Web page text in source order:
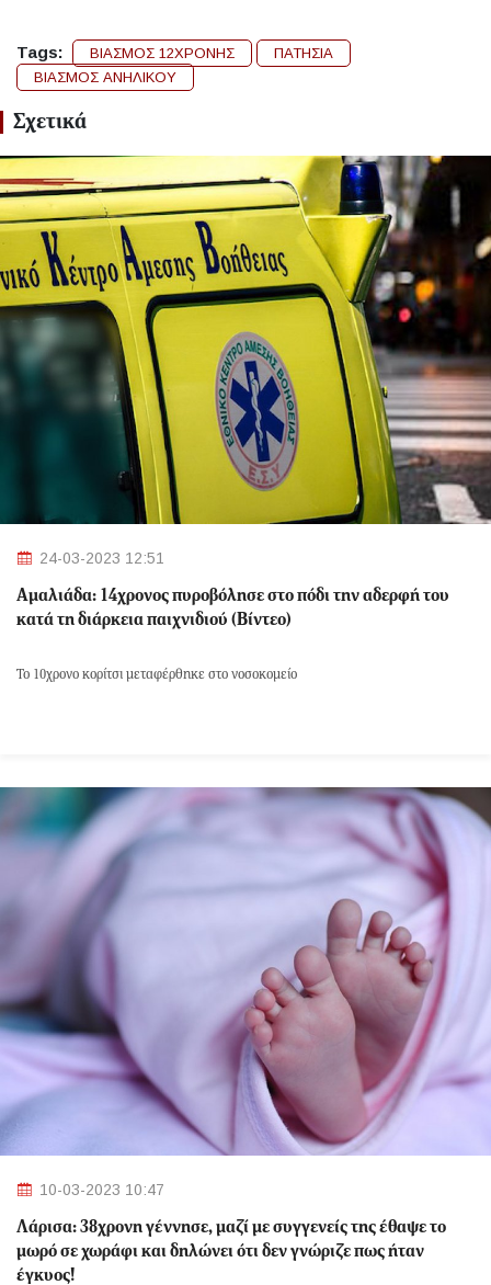
Tags: ΒΙΑΣΜΟΣ 12ΧΡΟΝΗΣ
ΠΑΤΗΣΙΑ
ΒΙΑΣΜΟΣ ΑΝΗΛΙΚΟΥ
Σχετικά
24-03-2023 12:51
Αμαλιάδα: 14χρονος πυροβόλησε στο πόδι την αδερφή του
κατά τη διάρκεια παιχνιδιού (Βίντεο)
Το 10χρονο κορίτσι μεταφέρθηκε στο νοσοκομείο
10-03-2023 10:47
Λάρισα: 38χρονη γέννησε, μαζί με συγγενείς της έθαψε το
μωρό σε χωράφι και δηλώνει ότι δεν γνώριζε πως ήταν
έγκυος!